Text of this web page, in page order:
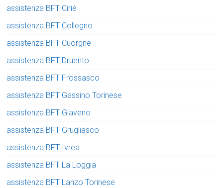
assistenza BFT Cirié
assistenza BFT Collegno
assistenza BFT Cuorgne
assistenza BFT Druento
assistenza BFT Frossasco
assistenza BFT Gassino Torinese
assistenza BFT Giaveno
assistenza BFT Grugliasco
assistenza BFT Ivrea
assistenza BFT La Loggia
assistenza BFT Lanzo Torinese